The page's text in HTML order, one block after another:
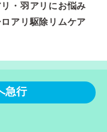
・羽アリにお悩み
アリ駆除リムケア
急行